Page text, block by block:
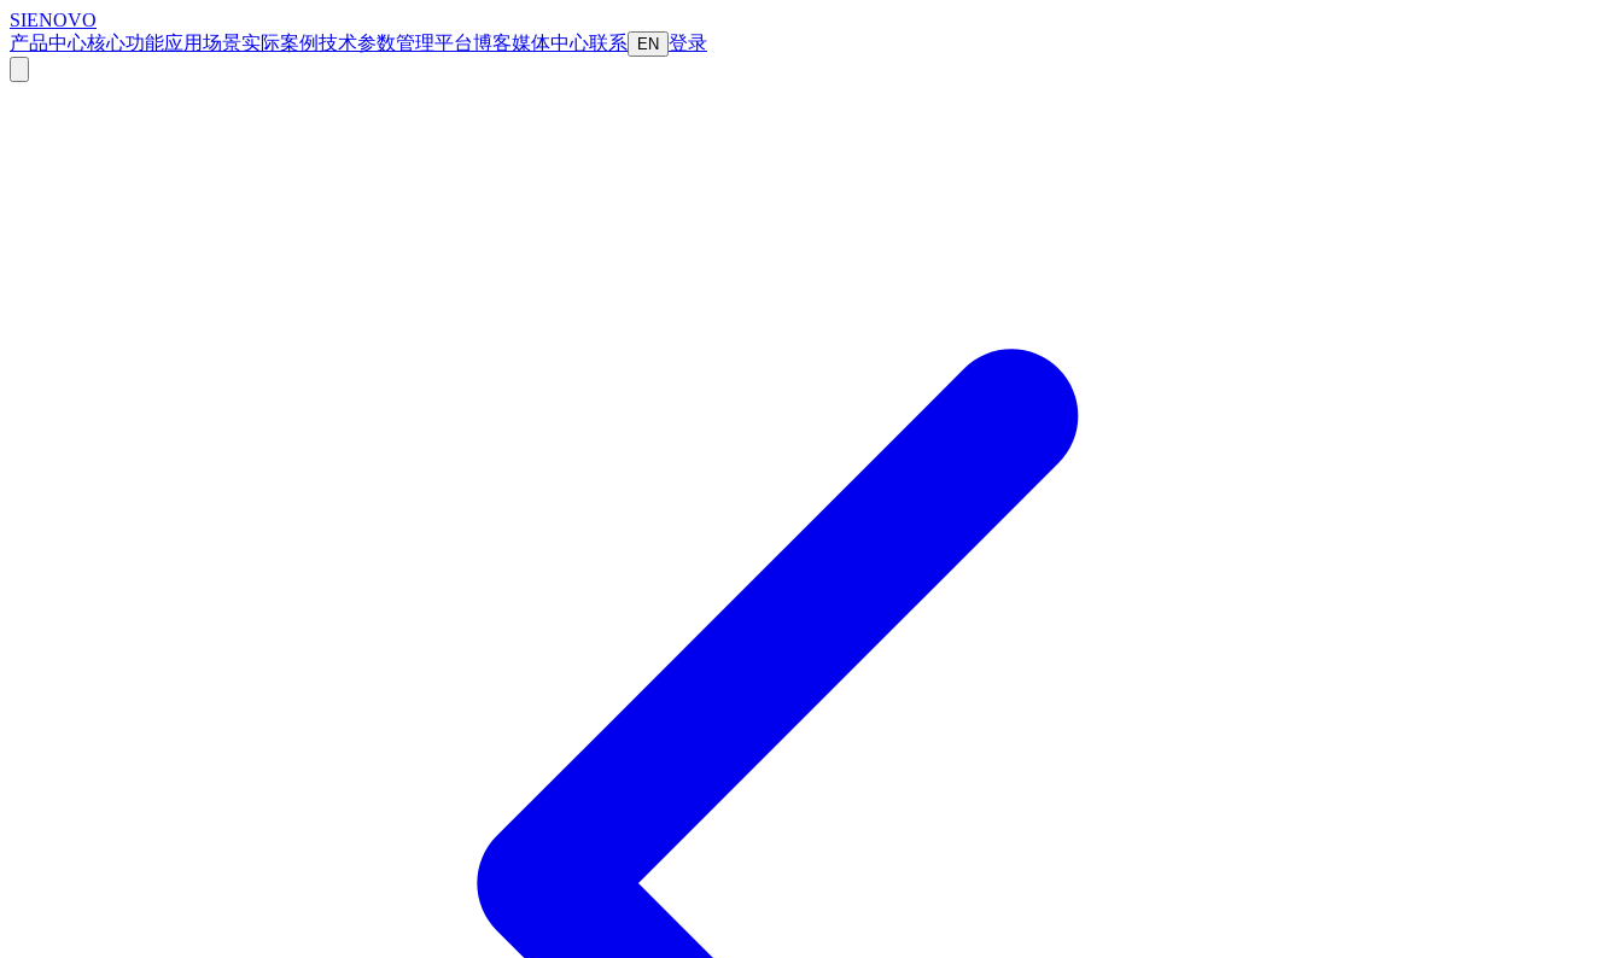
SIENOVO
产品中心核心功能应用场景实际案例技术参数管理平台博客媒体中心联系 EN 登录